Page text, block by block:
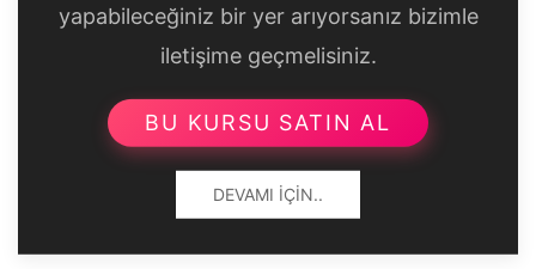
yapabileceğiniz bir yer arıyorsanız bizimle
iletişime geçmelisiniz.
BU KURSU SATIN AL
DEVAMI İÇIN..